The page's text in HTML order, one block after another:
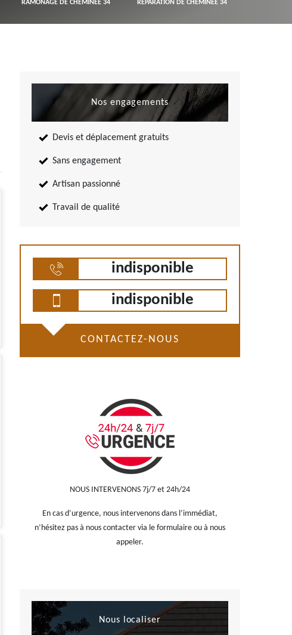
RAMONAGE DE CHEMINÉE 34 RÉPARATION DE CHEMINÉE 34
Nos engagements
Devis et déplacement gratuits
Sans engagement
Artisan passionné
Travail de qualité
indisponible
indisponible
CONTACTEZ-NOUS
NOUS INTERVENONS 7j/7 et 24h/24
En cas d’urgence, nous intervenons dans l’immédiat,
n’hésitez pas à nous contacter via le formulaire ou à nous
appeler.
Nous localiser